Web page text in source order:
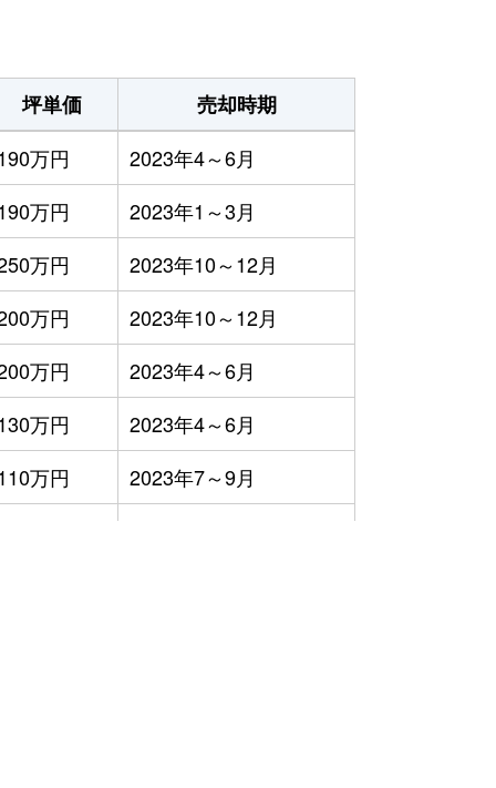
坪単価
売却時期
万円
2023年4～6月
万円
2023年1～3月
万円
2023年10～12月
万円
2023年10～12月
万円
2023年4～6月
万円
2023年4～6月
万円
2023年7～9月